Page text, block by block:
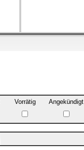
Vorrätig Angekündigt